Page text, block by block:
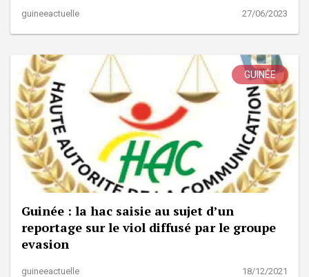
guineeactuelle 27/06/2023
GUINÉE
Guinée : la hac saisie au sujet d’un
reportage sur le viol diffusé par le groupe
evasion
guineeactuelle 18/12/2021